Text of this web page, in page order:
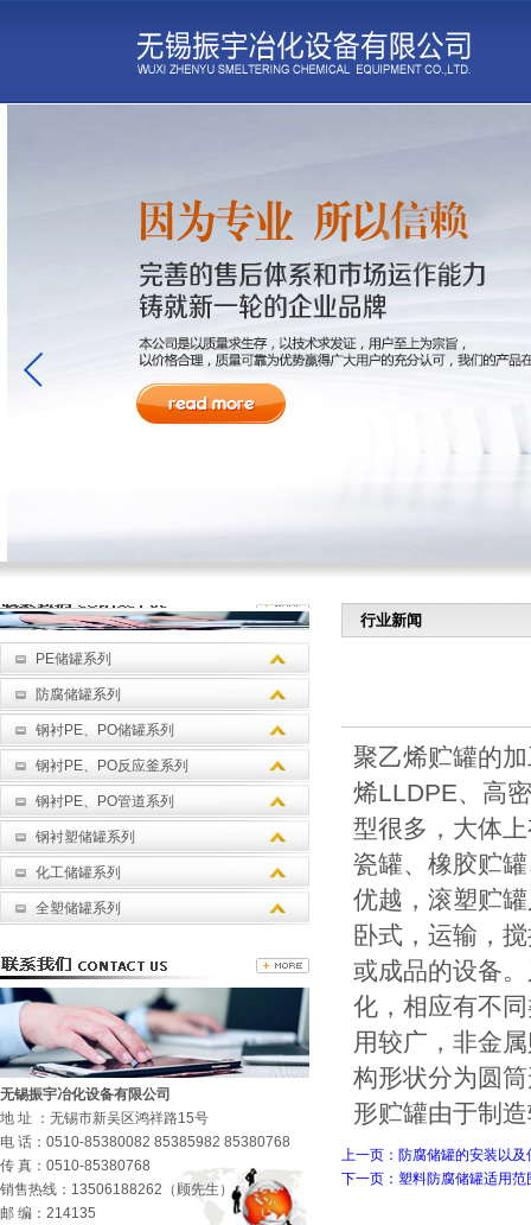
PE储罐系列
防腐储罐系列
钢衬PE、PO储罐系列
钢衬PE、PO反应釜系列
钢衬PE、PO管道系列
钢衬塑储罐系列
化工储罐系列
全塑储罐系列
无锡振宇冶化设备有限公司
地 址 ：无锡市新吴区鸿祥路15号
电 话：0510-85380082 85385982 85380768
传 真：0510-85380768
销售热线：13506188262（顾先生）
邮 编：214135
行业新闻
聚乙烯贮罐的
烯LLDPE、高
型很多，大体
瓷罐、橡胶贮
优越，滚塑贮
卧式，运输，
或成品的设备
化，相应有不
用较广，非金
构形状分为圆
形贮罐由于制
上一页：防腐储罐的安装以及
下一页：塑料防腐储罐适用范